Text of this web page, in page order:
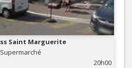
Saint Marguerite
Supermarché
20h00